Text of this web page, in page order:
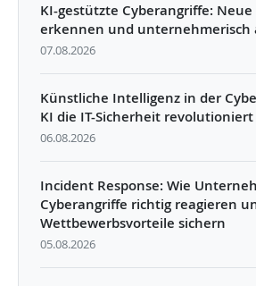
KI-gestützte Cyberangriffe:
erkennen und unternehmerisch
07.08.2026
Künstliche Intelligenz in der
KI die IT-Sicherheit revolutioniert
06.08.2026
Incident Response: Wie
Cyberangriffe richtig reagieren
Wettbewerbsvorteile sichern
05.08.2026